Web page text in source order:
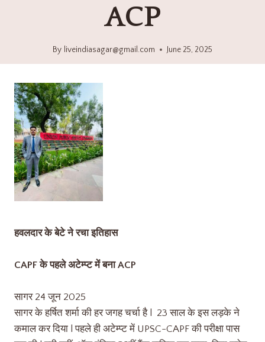
ACP
By liveindiasagar@gmail.com June 25, 2025
हवलदार के बेटे ने रचा इतिहास
CAPF के पहले अटेम्प्ट में बना ACP
सागर 24 जून 2025
सागर के हर्षित शर्मा की हर जगह चर्चा है l 23 साल के इस लड़के ने
कमाल कर दिया l पहले ही अटेम्प्ट में UPSC-CAPF की परीक्षा पास